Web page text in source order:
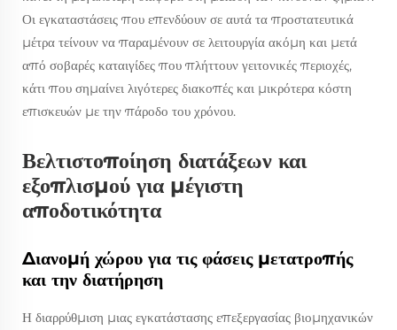
Οι εγκαταστάσεις που επενδύουν σε αυτά τα προστατευτικά
μέτρα τείνουν να παραμένουν σε λειτουργία ακόμη και μετά
από σοβαρές καταιγίδες που πλήττουν γειτονικές περιοχές,
κάτι που σημαίνει λιγότερες διακοπές και μικρότερα κόστη
επισκευών με την πάροδο του χρόνου.
Βελτιστοποίηση διατάξεων και
εξοπλισμού για μέγιστη
αποδοτικότητα
Διανομή χώρου για τις φάσεις μετατροπής
και την διατήρηση
Η διαρρύθμιση μιας εγκατάστασης επεξεργασίας βιομηχανικών